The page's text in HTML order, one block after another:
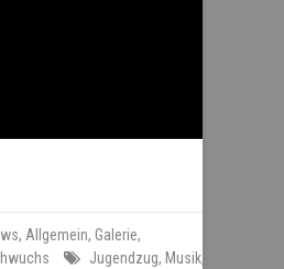
, Allgemein, Galerie,
Jugendzug, Musik